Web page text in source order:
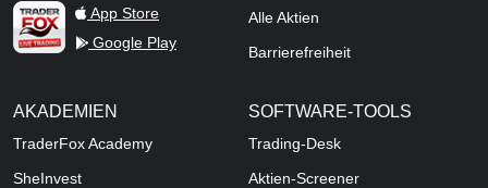
TraderFox Live Trading
App Store
Google Play
Alle Aktien
Barrierefreiheit
AKADEMIEN
TraderFox Academy
SheInvest
SOFTWARE-TOOLS
Trading-Desk
Aktien-Screener